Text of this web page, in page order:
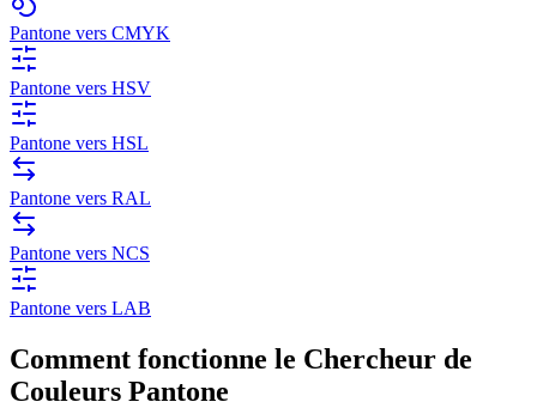
Pantone vers CMYK
Pantone vers HSV
Pantone vers HSL
Pantone vers RAL
Pantone vers NCS
Pantone vers LAB
Comment fonctionne le Chercheur de
Couleurs Pantone